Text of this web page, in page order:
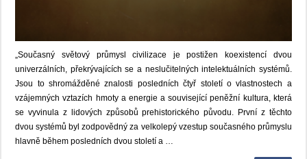
„Současný světový průmysl civilizace je postižen koexistencí dvou
univerzálních, překrývajících se a neslučitelných intelektuálních systémů.
Jsou to shromážděné znalosti posledních čtyř století o vlastnostech a
vzájemných vztazích hmoty a energie a související peněžní kultura, která
se vyvinula z lidových způsobů prehistorického původu. První z těchto
dvou systémů byl zodpovědný za velkolepý vzestup současného průmyslu
hlavně během posledních dvou století a …